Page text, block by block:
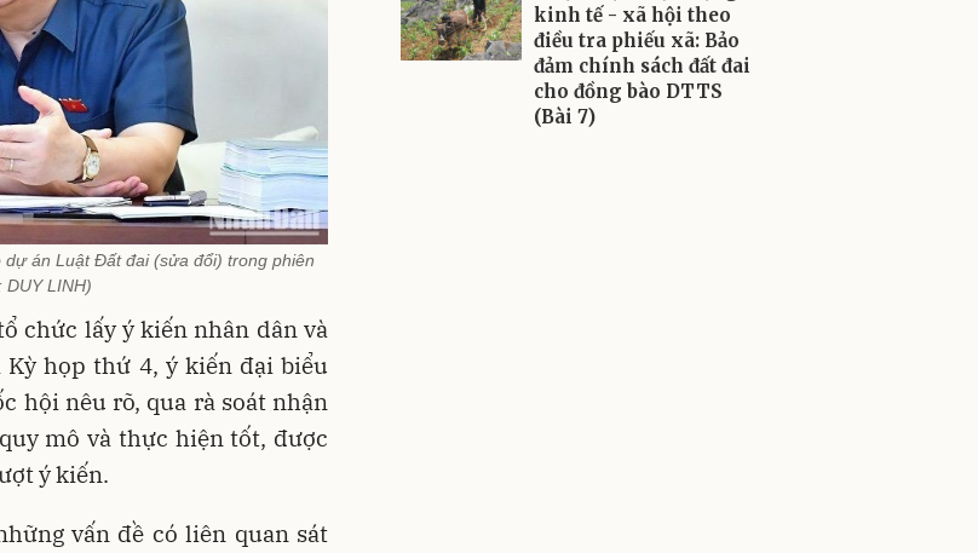
án Luật Đất đai (sửa đổi) trong phiên
DUY LINH)
chức lấy ý kiến nhân dân và
họp thứ 4, ý kiến đại biểu
hội nêu rõ, qua rà soát nhận
mô và thực hiện tốt, được
ý kiến.
vấn đề có liên quan sát
kinh tế - xã hội theo
điều tra phiếu xã: Bảo
đảm chính sách đất đai
cho đồng bào DTTS
(Bài 7)